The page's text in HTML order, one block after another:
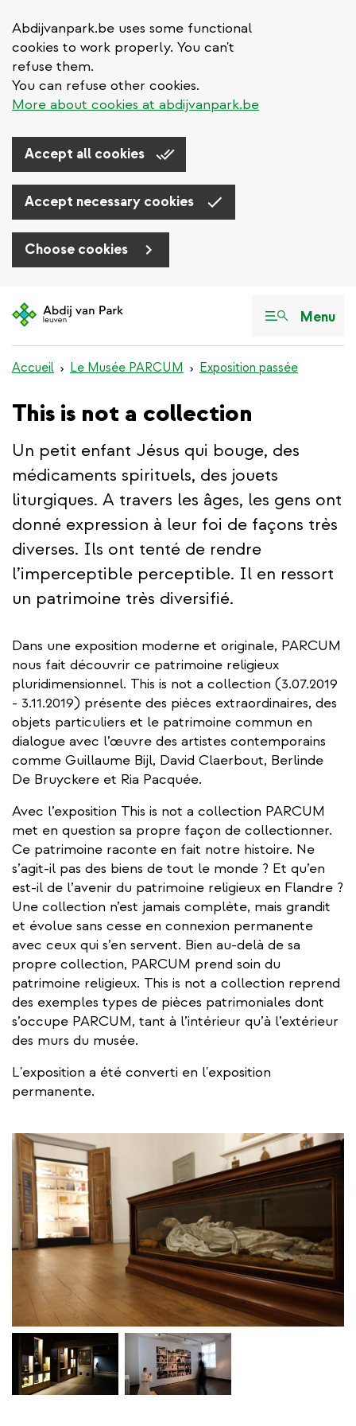
Abdijvanpark.be uses some functional
cookies to work properly. You can't
refuse them.
You can refuse other cookies.
More about cookies at abdijvanpark.be
Accept all cookies
Accept necessary cookies
Choose cookies
au
Menu
Accueil Le Musée PARCUM Exposition passée
This is not a collection
Un petit enfant Jésus qui bouge, des
médicaments spirituels, des jouets
liturgiques. A travers les âges, les gens ont
donné expression à leur foi de façons très
diverses. Ils ont tenté de rendre
l’imperceptible perceptible. Il en ressort
un patrimoine très diversifié.
Dans une exposition moderne et originale, PARCUM
nous fait découvrir ce patrimoine religieux
pluridimensionnel. This is not a collection (3.07.2019
- 3.11.2019) présente des pièces extraordinaires, des
objets particuliers et le patrimoine commun en
dialogue avec l’œuvre des artistes contemporains
comme Guillaume Bijl, David Claerbout, Berlinde
De Bruyckere et Ria Pacquée.
Avec l’exposition This is not a collection PARCUM
met en question sa propre façon de collectionner.
Ce patrimoine raconte en fait notre histoire. Ne
s’agit-il pas des biens de tout le monde ? Et qu’en
est-il de l’avenir du patrimoine religieux en Flandre ?
Une collection n’est jamais complète, mais grandit
et évolue sans cesse en connexion permanente
avec ceux qui s’en servent. Bien au-delà de sa
propre collection, PARCUM prend soin du
patrimoine religieux. This is not a collection reprend
des exemples types de pièces patrimoniales dont
s’occupe PARCUM, tant à l’intérieur qu’à l’extérieur
des murs du musée.
L'exposition a été converti en l'exposition
permanente.